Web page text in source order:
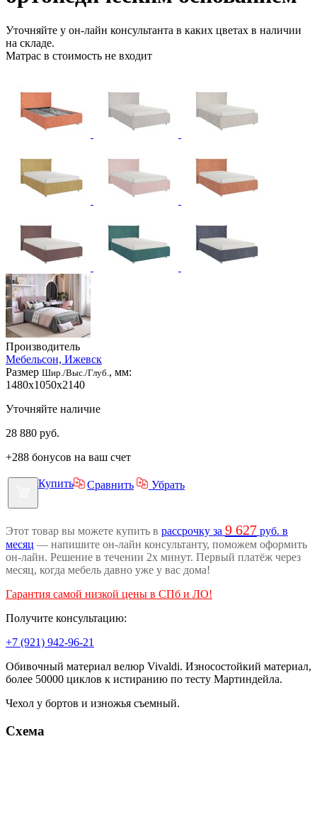
Уточняйте у он-лайн консультанта в каких цветах в наличии
на складе.
Матрас в стоимость не входит
Производитель
Мебельсон, Ижевск
Размер Шир./Выс./Глуб. , мм:
1480x1050x2140
Уточняйте наличие
28 880 руб.
+288 бонусов на ваш счет
Купить Сравнить Убрать
Этот товар вы можете купить в рассрочку за 9 627 руб. в
месяц — напишите он-лайн консультанту, поможем оформить
он-лайн. Решение в течении 2х минут. Первый платёж через
месяц, когда мебель давно уже у вас дома!
Гарантия самой низкой цены в СПб и ЛО!
Получите консультацию:
+7 (921) 942-96-21
Обивочный материал велюр Vivaldi. Износостойкий материал,
более 50000 циклов к истиранию по тесту Мартиндейла.
Чехол у бортов и изножья съемный.
Схема